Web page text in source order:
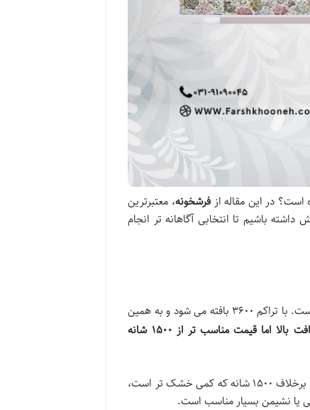
است؟ در این مقاله ازفرشخونه، معتبرترین
باشیم تا انتخابی آگاهانه تر انجام
از نظر ظاهر بسیار شبیه به فرش های دستباف تبریز و نایین است. با تراکم ۳۶۰۰ بافته می شود و به همین
بالا اما قیمت مناسب تر از ۱۵۰۰ شانه
آن است. این مدل برخلاف ۱۵۰۰ شانه که کمی خشک تر است،
یا نشیمن بسیار مناسب است.